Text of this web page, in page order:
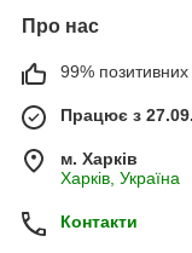
Про нас
99% позитивних
Працює з
м. Харків
Харків, Україна
Контакти